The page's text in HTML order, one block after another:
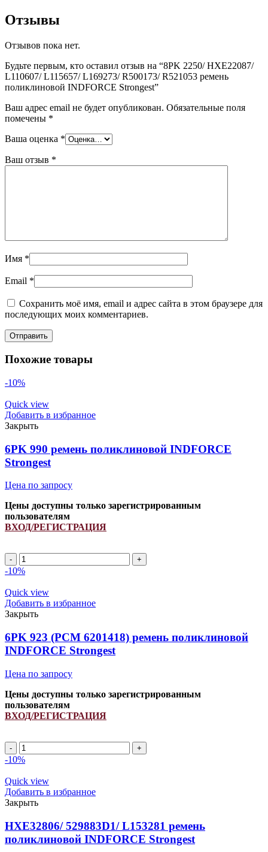
Отзывы
Отзывов пока нет.
Будьте первым, кто оставил отзыв на “8PK 2250/ HXE22087/
L110607/ L115657/ L169273/ R500173/ R521053 ремень
поликлиновой INDFORCE Strongest”
Ваш адрес email не будет опубликован. Обязательные поля
помечены *
Ваша оценка *
Ваш отзыв *
Имя *
Email *
Сохранить моё имя, email и адрес сайта в этом браузере для
последующих моих комментариев.
Похожие товары
-10%
Quick view
Добавить в избранное
Закрыть
6PK 990 ремень поликлиновой INDFORCE
Strongest
Цена по запросу
Цены доступны только зарегистрированным
пользователям
ВХОД/РЕГИСТРАЦИЯ
Количество
товара
990
ремень
поликлиновой
INDFORCE
Strongest
-10%
Quick view
Добавить в избранное
Закрыть
6PK 923 (РСМ 6201418) ремень поликлиновой
INDFORCE Strongest
Цена по запросу
Цены доступны только зарегистрированным
пользователям
ВХОД/РЕГИСТРАЦИЯ
Количество
товара
923
(РСМ
6201418)
ремень
поликлиновой
INDFORCE
Strongest
-10%
Quick view
Добавить в избранное
Закрыть
HXE32806/ 529883D1/ L153281 ремень
поликлиновой INDFORCE Strongest